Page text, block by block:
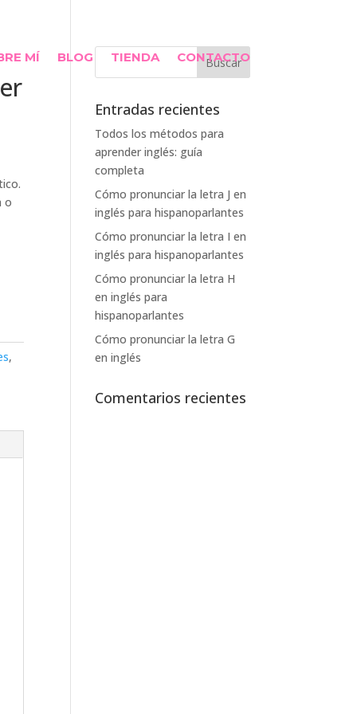
MÍ BLOG TIENDA CONTACTO
o
,
Entradas recientes
Todos los métodos para
aprender inglés: guía
completa
Cómo pronunciar la letra J en
inglés para hispanoparlantes
Cómo pronunciar la letra I en
inglés para hispanoparlantes
Cómo pronunciar la letra H
en inglés para
hispanoparlantes
Cómo pronunciar la letra G
en inglés
Comentarios recientes